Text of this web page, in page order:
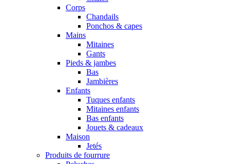
Corps
Chandails
Ponchos & capes
Mains
Mitaines
Gants
Pieds & jambes
Bas
Jambières
Enfants
Tuques enfants
Mitaines enfants
Bas enfants
Jouets & cadeaux
Maison
Jetés
Produits de fourrure